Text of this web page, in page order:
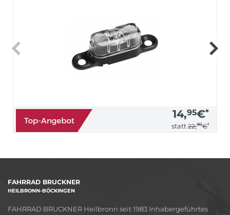
14,95€*
statt 22,90€*
FAHRRAD BRUCKNER
HEILBRONN-BÖCKINGEN
FAHRRAD BRUCKNER Heilbronn seit 1983 Inhabergeführtes